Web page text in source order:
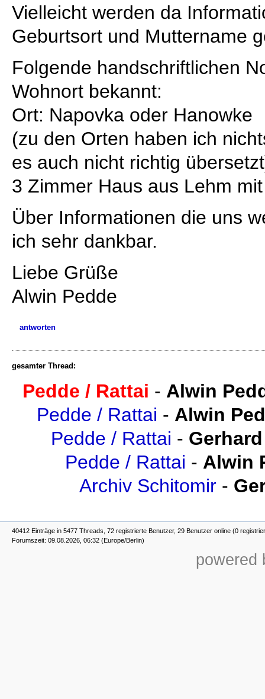
Vielleicht werden da
Geburtsort und Muttername
Folgende handschriftlichen
Wohnort bekannt:
Ort: Napovka oder Hanowke
(zu den Orten haben ich
es auch nicht richtig
3 Zimmer Haus aus Lehm
Über Informationen die uns
ich sehr dankbar.
Liebe Grüße
Alwin Pedde
antworten
gesamter Thread:
Pedde / Rattai - Alwin
Pedde / Rattai - Alwin
Pedde / Rattai -
Pedde / Rattai - Alwin
Archiv Schitomir -
40412 Einträge in 5477 Threads, 72 registrierte Benutzer, 29 Benutzer online (0
Forumszeit: 09.08.2026, 06:32 (Europe/Berlin)
powered